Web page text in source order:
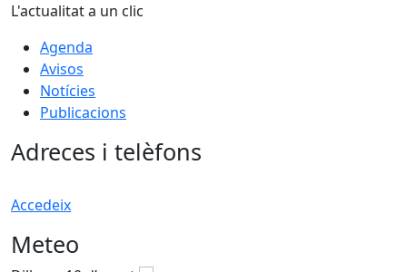
L'actualitat a un clic
Agenda
Avisos
Notícies
Publicacions
Adreces i telèfons
Accedeix
Meteo